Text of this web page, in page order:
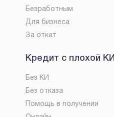
Безработным
Для бизнеса
За откат
Кредит с плохой КИ
Без КИ
Без отказа
Помощь в получении